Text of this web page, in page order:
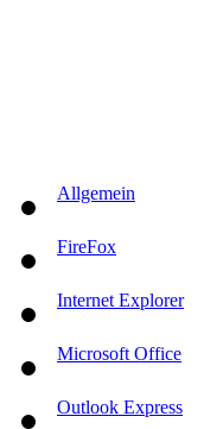
Allgemein
FireFox
Internet Explorer
Microsoft Office
Outlook Express